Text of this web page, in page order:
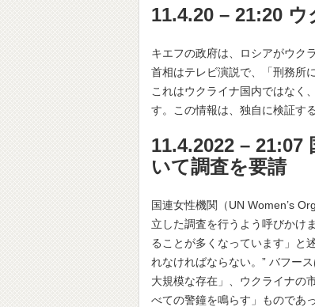
11.4.20 – 21:20
キエフの政府は、ロシアがウク
首相はテレビ演説で、「刑務所
これはウクライナ国内ではなく
す。この情報は、独自に検証す
11.4.2022 – 21:07
いて調査を要請
国連女性機関（UN Women’s
立した調査を行うよう呼びかけ
ることが多くなっています」と
れなければならない。” バフー
大規模な存在」、ウクライナの
べての警鐘を鳴らす」ものであっ